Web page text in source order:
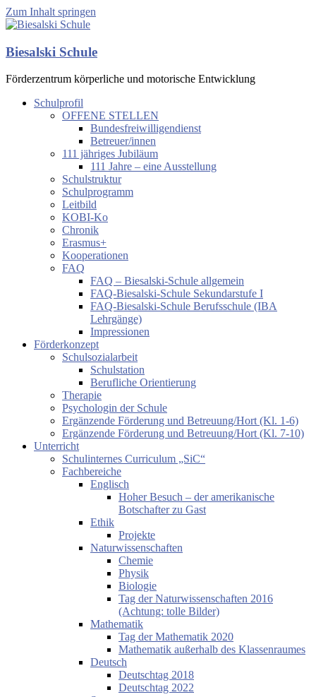
Zum Inhalt springen
Biesalski Schule
Förderzentrum körperliche und motorische Entwicklung
Schulprofil
OFFENE STELLEN
Bundesfreiwilligendienst
Betreuer/innen
111 jähriges Jubiläum
111 Jahre – eine Ausstellung
Schulstruktur
Schulprogramm
Leitbild
KOBI-Ko
Chronik
Erasmus+
Kooperationen
FAQ
FAQ – Biesalski-Schule allgemein
FAQ-Biesalski-Schule Sekundarstufe I
FAQ-Biesalski-Schule Berufsschule (IBA
Lehrgänge)
Impressionen
Förderkonzept
Schulsozialarbeit
Schulstation
Berufliche Orientierung
Therapie
Psychologin der Schule
Ergänzende Förderung und Betreuung/Hort (Kl. 1-6)
Ergänzende Förderung und Betreuung/Hort (Kl. 7-10)
Unterricht
Schulinternes Curriculum „SiC“
Fachbereiche
Englisch
Hoher Besuch – der amerikanische
Botschafter zu Gast
Ethik
Projekte
Naturwissenschaften
Chemie
Physik
Biologie
Tag der Naturwissenschaften 2016
(Achtung: tolle Bilder)
Mathematik
Tag der Mathematik 2020
Mathematik außerhalb des Klassenraumes
Deutsch
Deutschtag 2018
Deutschtag 2022